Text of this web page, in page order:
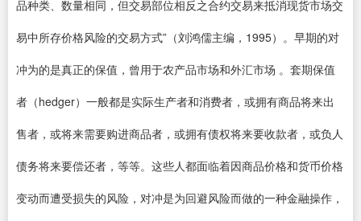
品种类、数量相同，但交易部位相反之合约交易来抵消现货市场交
易中所存价格风险的交易方式”（刘鸿儒主编，1995）。早期的对
冲为的是真正的保值，曾用于农产品市场和外汇市场 。套期保值
者（hedger）一般都是实际生产者和消费者，或拥有商品将来出
售者，或将来需要购进商品者，或拥有债权将来要收款者，或负人
债务将来要偿还者，等等。这些人都面临着因商品价格和货币价格
变动而遭受损失的风险，对冲是为回避风险而做的一种金融操作，